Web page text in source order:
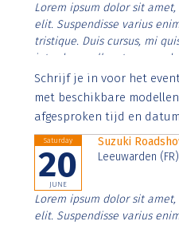
Lorem ipsum dolor sit
elit. Suspendisse varius
tristique. Duis cursus, mi
interdum nulla, ut
Aenean faucibus nibh et
imperdiet. Nunc ut sem
Schrijf je in voor het
met beschikbare
afgesproken tijd en
Saturday
20
JUNE
Suzuki
Leeuwarden (FR)
Lorem ipsum dolor sit
elit. Suspendisse varius